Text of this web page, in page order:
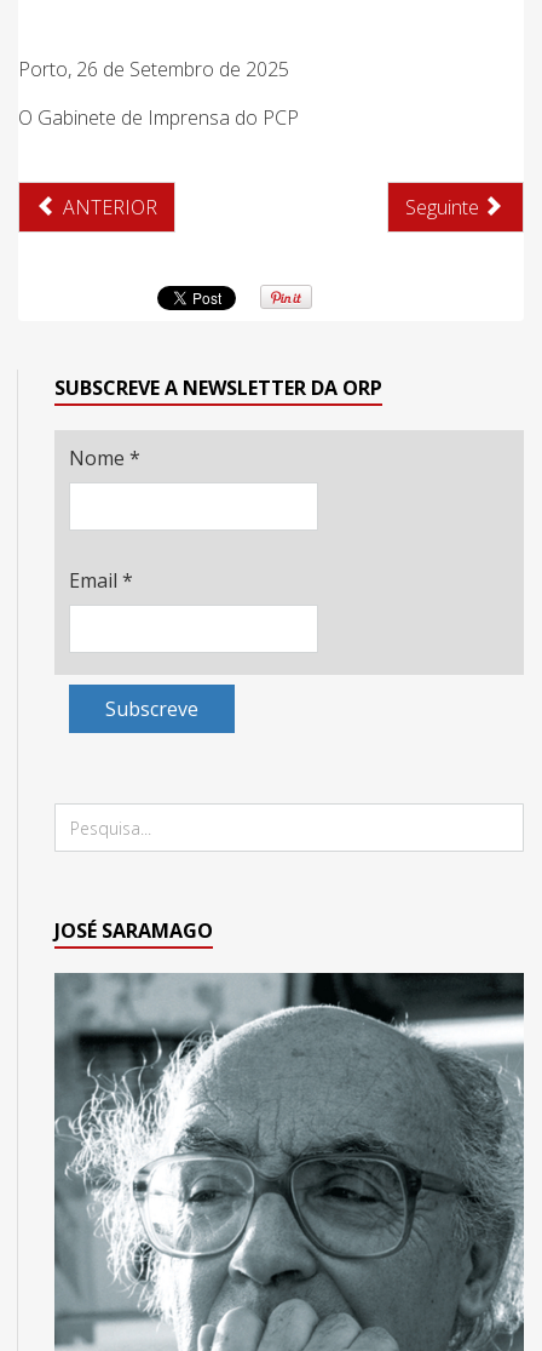
Porto, 26 de Setembro de 2025
O Gabinete de Imprensa do PCP
ANTERIOR Seguinte
SUBSCREVE A NEWSLETTER DA ORP
Nome *
Email *
Subscreve
JOSÉ SARAMAGO